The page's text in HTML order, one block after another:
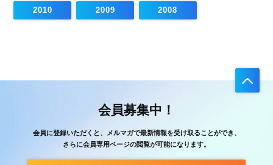
2010 2009 2008
会員募集中！
会員に登録いただくと、メルマガで最新情報を受け取ることができ、
さらに会員専用ページの閲覧が可能になります。